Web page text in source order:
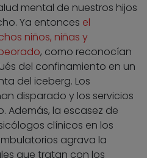
mental de nuestros hijos
Ya entonces el
niños, niñas y
, como reconocían
del confinamiento en un
del iceberg. Los
disparado y los servicios
Además, la escasez de
clínicos en los
agrava la
que tratan con los